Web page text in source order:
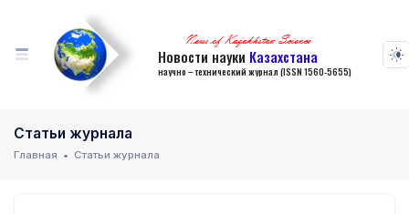
News of Kazakhstan Science
Новости науки Казахстана
научно – технический журнал (ISSN 1560-5655)
Статьи журнала
Главная Статьи журнала